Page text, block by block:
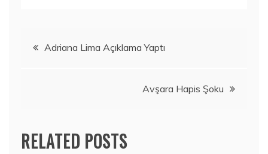
YazıAdriana Lima Açıklama Yaptı
Avşara Hapis Şoku
RELATED POSTS